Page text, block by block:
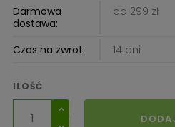
Darmowa
dostawa:
od 299 zł
Czas na zwrot: 14 dni
ILOŚĆ